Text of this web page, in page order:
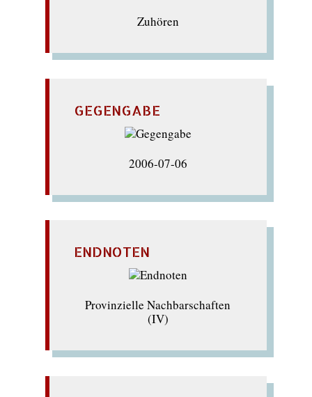
Zuhören
GEGENGABE
2006-07-06
ENDNOTEN
Provinzielle Nachbarschaften
(IV)